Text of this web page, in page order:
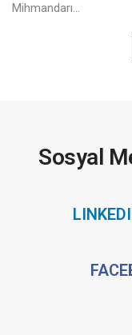
Mihmandarı...
Sosyal